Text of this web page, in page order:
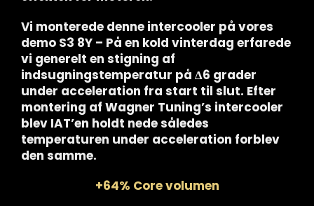
Vi monterede denne intercooler på vores
demo S3 8Y – På en kold vinterdag erfarede
vi generelt en stigning af
indsugningstemperatur på Δ6 grader
under acceleration fra start til slut. Efter
montering af Wagner Tuning’s intercooler
blev IAT’en holdt nede således
temperaturen under acceleration forblev
den samme.
+64% Core volumen